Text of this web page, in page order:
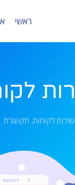
ראשי
שירות לקוחות, תקשורת